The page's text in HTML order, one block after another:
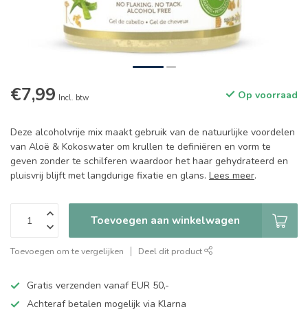
€7,99 Incl. btw Op voorraad
Deze alcoholvrije mix maakt gebruik van de natuurlijke voordelen
van Aloë & Kokoswater om krullen te definiëren en vorm te
geven zonder te schilferen waardoor het haar gehydrateerd en
pluisvrij blijft met langdurige fixatie en glans. Lees meer.
Toevoegen aan winkelwagen
Toevoegen om te vergelijken Deel dit product
Gratis verzenden vanaf EUR 50,-
Achteraf betalen mogelijk via Klarna